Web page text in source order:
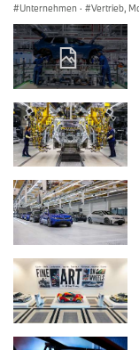
Unternehmen · Vertrieb,